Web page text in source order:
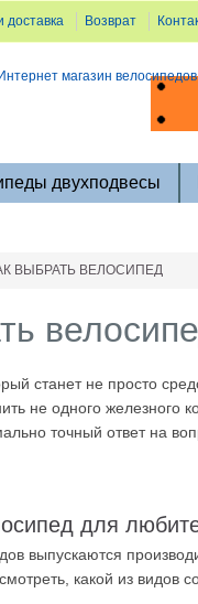
доставка Возврат
двухподвесы
ВЫБРАТЬ ВЕЛОСИПЕД
станет не просто
не одного железного
точный ответ на
для
выпускаются
какой из видов